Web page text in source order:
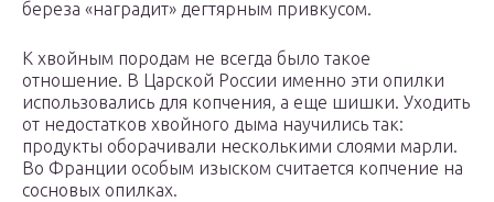
береза «наградит» дегтярным привкусом.
К хвойным породам не всегда было такое
отношение. В Царской России именно эти опилки
использовались для копчения, а еще шишки. Уходить
от недостатков хвойного дыма научились так:
продукты оборачивали несколькими слоями марли.
Во Франции особым изыском считается копчение на
сосновых опилках.